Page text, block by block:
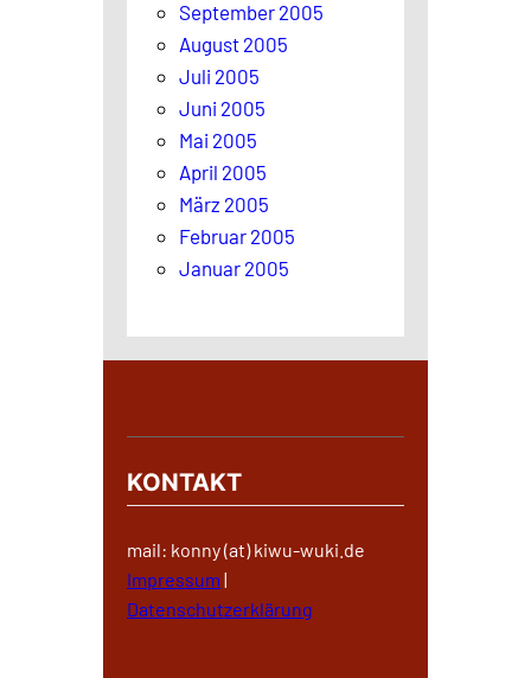
September 2005
August 2005
Juli 2005
Juni 2005
Mai 2005
April 2005
März 2005
Februar 2005
Januar 2005
KONTAKT
mail: konny (at) kiwu-wuki.de
Impressum |
Datenschutzerklärung